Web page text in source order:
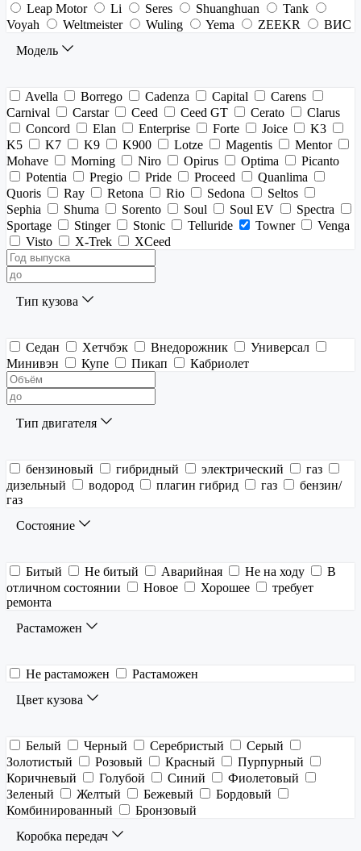
Leap Motor
Li Seres Shuanghuan
Tank
Voyah
Weltmeister Wuling Yema ZEEKR
ВИС
Модель
Avella Borrego Cadenza Capital
Carens
Carnival
Carstar Ceed Ceed GT Cerato
Clarus
Concord
Elan Enterprise Forte Joice
K3
K5
K7 K9 K900 Lotze Magentis
Mentor
Mohave
Morning Niro Opirus Optima
Picanto
Potentia
Pregio Pride Proceed
Quanlima
Quoris
Ray Retona Rio Sedona
Seltos
Sephia
Shuma Sorento Soul Soul EV
Spectra
Sportage
Stinger Stonic Telluride Towner
Venga
Visto
X-Trek XCeed
Тип кузова
Седан Хетчбэк Внедорожник
Универсал
Минивэн
Купе Пикап Кабриолет
Тип двигателя
бензиновый гибридный электрический
газ
дизельный
водород плагин гибрид газ
бензин/
газ
Состояние
Битый Не битый Аварийная Не на ходу
В
отличном состоянии
Новое Хорошее
требует
ремонта
Растаможен
Не растаможен
Растаможен
Цвет кузова
Белый Черный Серебристый
Серый
Золотистый
Розовый Красный
Пурпурный
Коричневый
Голубой Синий
Фиолетовый
Зеленый
Желтый Бежевый
Бордовый
Комбинированный
Бронзовый
Коробка передач